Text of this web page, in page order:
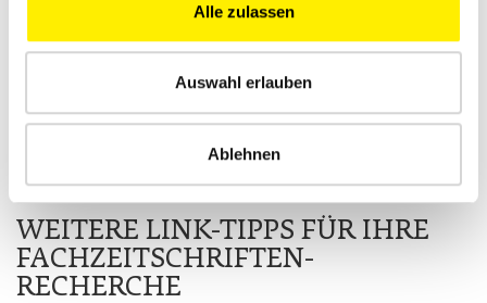
Alle zulassen
Auswahl erlauben
Ablehnen
Die Zeitschriften des ZIS können imVerzeichnis Lieferbarer
Der ZIS ist ein Angebot der MVB Marketing- und
Verlagsservice des Buchhandels GmbH und wird von der
WEITERE LINK-TIPPS FÜR IHRE
FACHZEITSCHRIFTEN-
RECHERCHE